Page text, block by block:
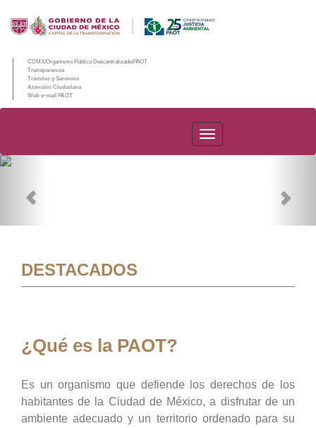
CDMX/Organismo Público Descentralizado/PAOT
Transparencia
Trámites y Servicios
Atención Ciudadana
Web e-mail PAOT
PAOT
DESTACADOS
¿Qué es la PAOT?
Es un organismo que defiende los derechos de los
habitantes de la Ciudad de México, a disfrutar de un
ambiente adecuado y un territorio ordenado para su